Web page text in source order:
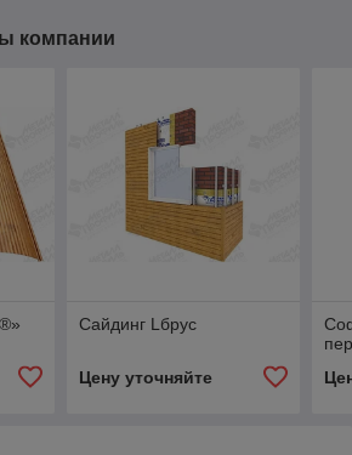
компании
Сайдинг Lбрус
Цену уточняйте